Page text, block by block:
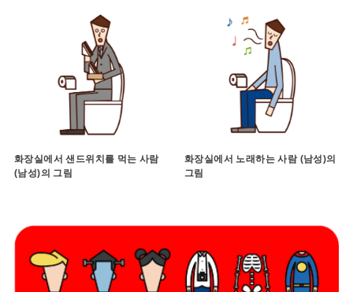
화장실에서 샌드위치를 먹는 사람
(남성)의 그림
화장실에서 노래하는 사람 (남성)의
그림